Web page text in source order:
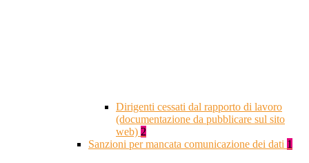
Dirigenti cessati dal rapporto di lavoro
(documentazione da pubblicare sul sito
web) 2
Sanzioni per mancata comunicazione dei dati 1